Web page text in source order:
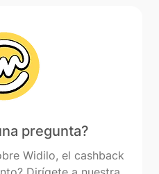
pregunta?
Widilo, el cashback